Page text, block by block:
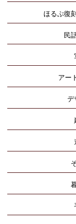
ほるぷ復
民
アー
デ